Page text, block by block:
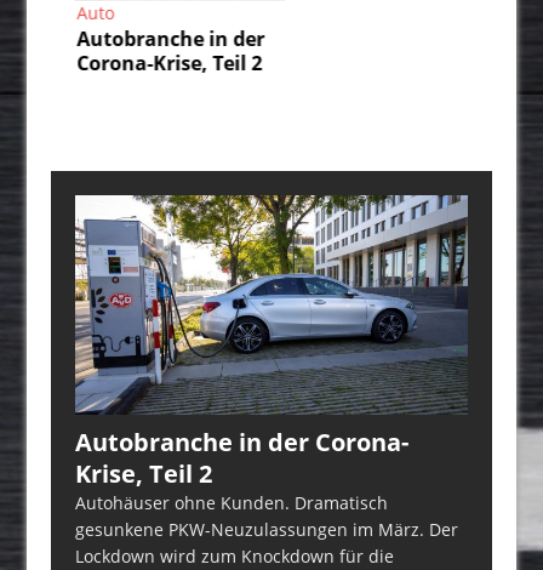
Auto
Autobranche in der
Corona-Krise, Teil 2
Autobranche in der Corona-
Krise, Teil 2
Autohäuser ohne Kunden. Dramatisch
gesunkene PKW-Neuzulassungen im März. Der
Lockdown wird zum Knockdown für die